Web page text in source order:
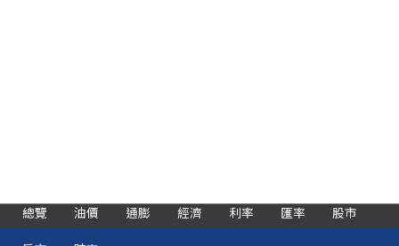
總覽 油價 通膨 經濟 利率 匯率 股市